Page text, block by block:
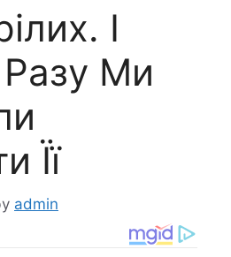
І
Ми
Її
admin